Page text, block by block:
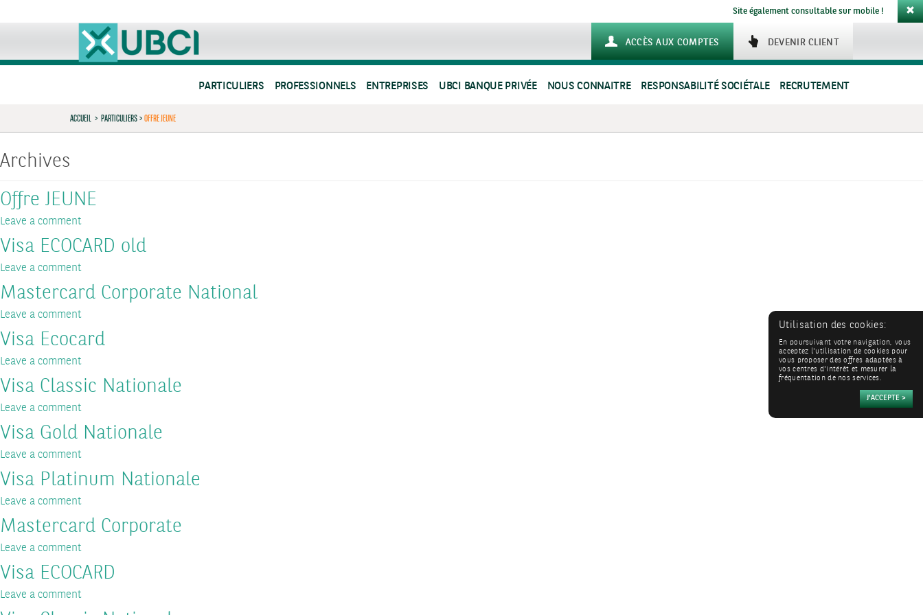
Site également consultable sur mobile !
DEVENIR CLIENT
ACCÈS AUX COMPTES
PARTICULIERS PROFESSIONNELS ENTREPRISES UBCI BANQUE PRIVÉE NOUS CONNAITRE RESPONSABILITÉ SOCIÉTALE RECRUTEMENT
ACCUEIL > PARTICULIERS>OFFRE JEUNE
Archives
Offre JEUNE
Leave a comment
Visa ECOCARD old
Leave a comment
Mastercard Corporate National
Leave a comment
Visa Ecocard
Leave a comment
Visa Classic Nationale
Leave a comment
Visa Gold Nationale
Leave a comment
Visa Platinum Nationale
Leave a comment
Mastercard Corporate
Leave a comment
Visa ECOCARD
Leave a comment
Utilisation des cookies:
En poursuivant votre navigation, vous
acceptez l'utilisation de cookies pour
vous proposer des offres adaptées à
vos centres d'intérêt et mesurer la
fréquentation de nos services.